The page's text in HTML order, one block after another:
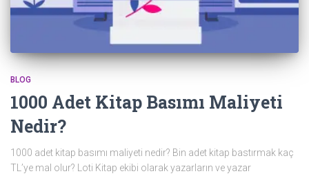
BLOG
1000 Adet Kitap Basımı Maliyeti
Nedir?
1000 adet kitap basımı maliyeti nedir? Bin adet kitap bastırmak kaç
TL’ye mal olur? Loti Kitap ekibi olarak yazarların ve yazar